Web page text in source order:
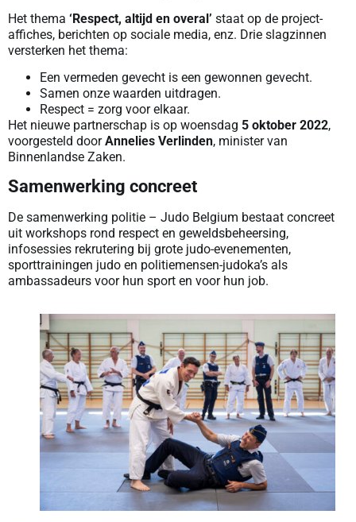
Het thema ‘Respect, altijd en overal’ staat op de project-
affiches, berichten op sociale media, enz. Drie slagzinnen
versterken het thema:
Een vermeden gevecht is een gewonnen gevecht.
Samen onze waarden uitdragen.
Respect = zorg voor elkaar.
Het nieuwe partnerschap is op woensdag 5 oktober 2022,
voorgesteld doorAnnelies Verlinden, minister van
Binnenlandse Zaken.
Samenwerking concreet
De samenwerking politie – Judo Belgium bestaat concreet
uit workshops rond respect en geweldsbeheersing,
infosessies rekrutering bij grote judo-evenementen,
sporttrainingen judo en politiemensen-judoka’s als
ambassadeurs voor hun sport en voor hun job.